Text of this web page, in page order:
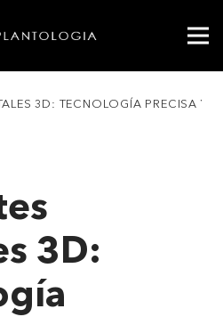
3D: TECNOLOGÍA PRECISA Y
3D: